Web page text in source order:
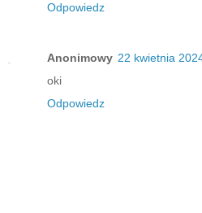
Odpowiedz
Anonimowy 22 kwietnia
oki
Odpowiedz